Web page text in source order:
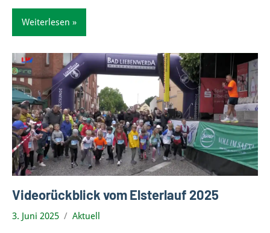
Weiterlesen
Videorückblick vom Elsterlauf 2025
3. Juni 2025 Aktuell